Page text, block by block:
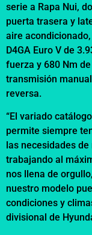
serie a Rapa Nui,
puerta trasera y
aire
D4GA Euro V de
fuerza y 680 Nm
transmisión
reversa.
“El variado
permite siempre
las necesidades
trabajando al
nos llena de
nuestro modelo
condiciones y
divisional de